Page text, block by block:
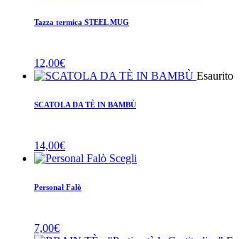
Tazza termica STEEL MUG
12,00€
Esaurito
SCATOLA DA TÈ IN BAMBÙ
14,00€
Scegli
Personal Falò
7,00€